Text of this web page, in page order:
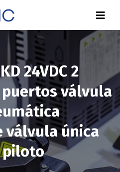
24VDC 2
válvula
válvula única
piloto